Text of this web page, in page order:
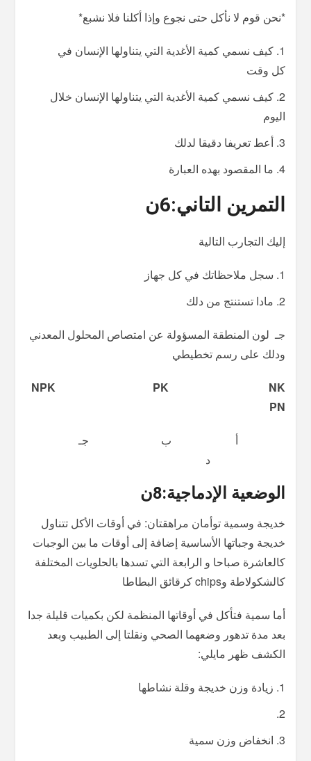
*نحن قوم لا نأكل حتى نجوع وإذا أكلنا فلا نشبع*
كيف نسمي كمية الأغدية التي يتناولها الإنسان في
كل وقت
كيف نسمي كمية الأغدية التي يتناولها الإنسان خلال
اليوم
أعط تعريفا دقيقا لدلك
ما المقصود بهده العبارة
التمرين التاني:6ن
إليك التجارب التالية
سجل ملاحظاتك في كل جهاز
مادا تستنتج من دلك
جـ لون المنطقة المسؤولة عن امتصاص المحلول المعدني
ودلك على رسم تخطيطي
NPK PK NK
PN
أ ب جـ
د
الوضعية الإدماجية:8ن
خديجة وسمية توأمان مراهقتان: في أوقات الأكل تتناول
خديجة وجباتها الأساسية إضافة إلى أوقات ما بين الوجبات
كالعاشرة صباحا و الرابعة التي تسدها بالحلويات المختلفة
كالشكولاطة وchips كرقائق البطاطا
أما سمية فتأكل في أوقاتها المنظمة لكن بكميات قليلة جدا
بعد مدة تدهور وضعهما الصحي ونقلتا إلى الطبيب وبعد
الكشف ظهر مايلي:
زيادة وزن خديجة وقلة نشاطها
انخفاض وزن سمية